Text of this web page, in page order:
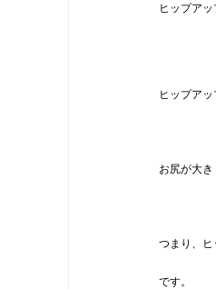
ヒップア
ヒップアッ
お尻が大
つまり、ヒ
です。